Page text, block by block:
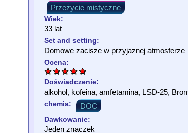
Przeżycie mistyczne
Wiek:
33 lat
Set and setting:
Domowe zacisze w przyjaznej atmosferze
Ocena:
Doświadczenie:
alkohol, kofeina, amfetamina, LSD-25,
chemia: DOC
Dawkowanie:
Jeden znaczek